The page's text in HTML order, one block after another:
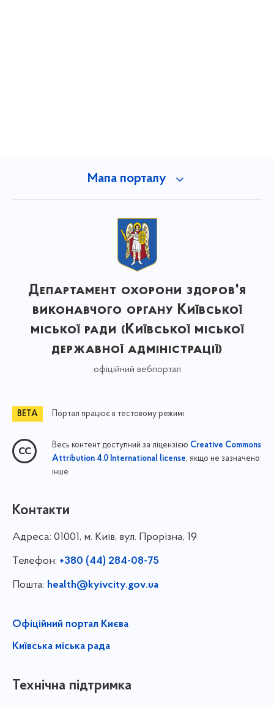
Мапа порталу
Департамент охорони здоров'я
виконавчого органу Київської
міської ради (Київської міської
державної адміністрації)
офіційний вебпортал
Портал працює в тестовому режимі
Весь контент доступний за ліцензією Creative Commons
Attribution 4.0 International license, якщо не зазначено
інше
Контакти
Адреса: 01001, м. Київ, вул. Прорізна, 19
Телефон: +380 (44) 284-08-75
Пошта: health@kyivcity.gov.ua
Офіційний портал Києва
Київська міська рада
Технічна підтримка